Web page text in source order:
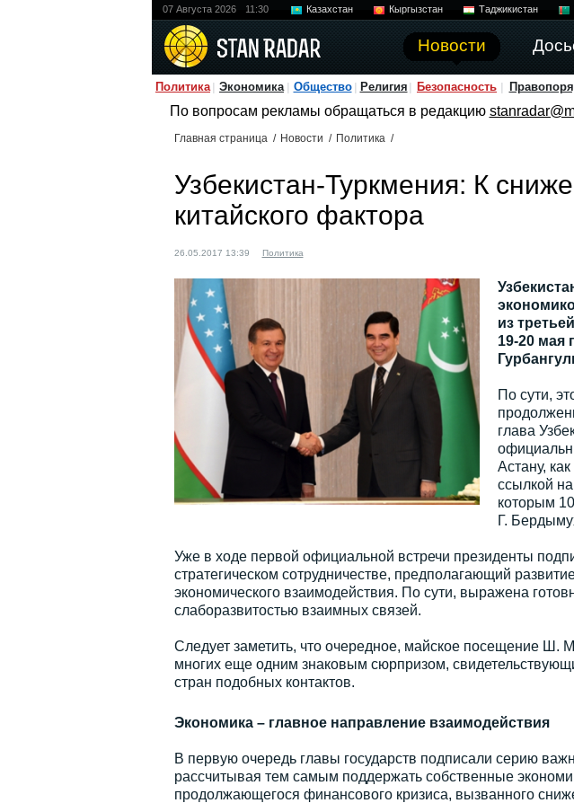
07 Августа 2026 11:30 Казахстан Кыргызстан Таджикистан
Новости
Политика Экономика Общество Религия Безопасность
По вопросам рекламы обращаться в редакцию
Главная страница / Новости / Политика /
Узбекистан-Туркмения: К
китайского фактора
26.05.2017 13:39 Политика
из
19-20 мая
По сути,
глава
Астану,
ссылкой
которым
Г.
Уже в ходе первой официальной встречи президенты
стратегическом сотрудничестве, предполагающий
экономического взаимодействия. По сути, выражена
слаборазвитостью взаимных связей.
Следует заметить, что очередное, майское посещение Ш.
многих еще одним знаковым сюрпризом,
стран подобных контактов.
Экономика – главное направление взаимодействия
В первую очередь главы государств подписали серию
рассчитывая тем самым поддержать собственные
продолжающегося финансового кризиса, вызванного